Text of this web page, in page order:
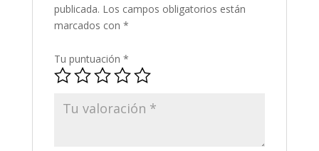
publicada. Los campos obligatorios están
marcados con *
Tu puntuación *